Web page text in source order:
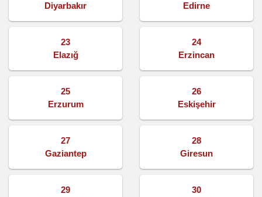
Diyarbakır
Edirne
23
Elazığ
24
Erzincan
25
Erzurum
26
Eskişehir
27
Gaziantep
28
Giresun
29
30